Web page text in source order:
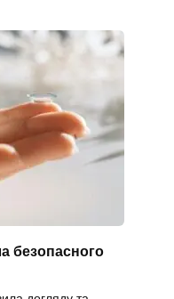
безопасного